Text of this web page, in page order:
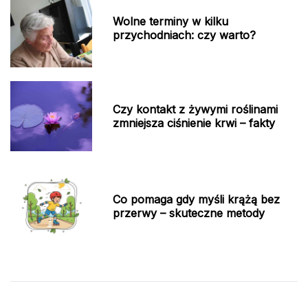
Wolne terminy w kilku
przychodniach: czy warto?
Czy kontakt z żywymi roślinami
zmniejsza ciśnienie krwi – fakty
Co pomaga gdy myśli krążą bez
przerwy – skuteczne metody